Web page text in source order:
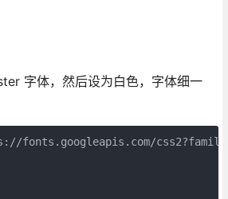
字体，然后设为白色，字体细一
fonts.googleapis.com/